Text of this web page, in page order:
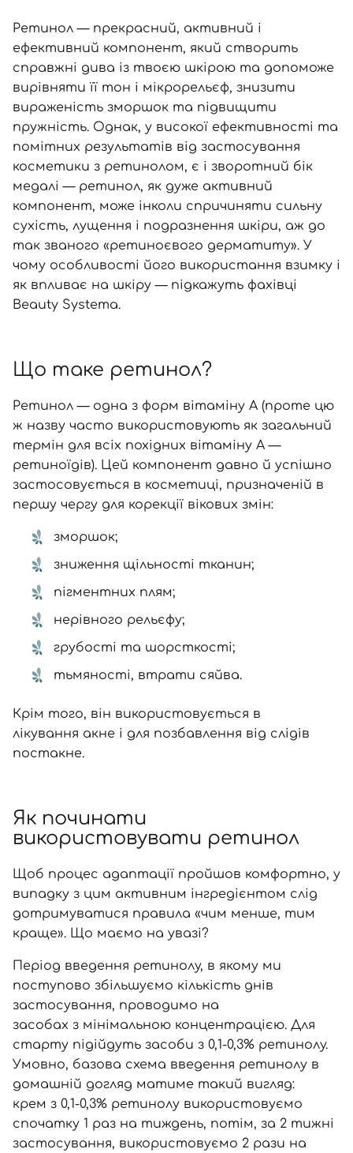
Креми для тіла з SPF
Мініатюри
Карбоксітерапія
Бʼюті гаджети
Автозасмага
Набори
Шия і декольте
Для чоловіків
Для дітей
Спеціальний догляд
Для дітей
Для чоловіків
Дезодоранти
Засоби для інтимної гігієни
Автозасмага для тіла
Ретинол — прекрасний, активний і
ефективний компонент, який створить
справжні дива із твоєю шкірою та допоможе
вирівняти її тон і мікрорельєф, знизити
вираженість зморшок та підвищити
пружність. Однак, у високої ефективності та
помітних результатів від застосування
косметики з ретинолом, є і зворотний бік
медалі — ретинол, як дуже активний
компонент, може інколи спричиняти сильну
сухість, лущення і подразнення шкіри, аж до
так званого «ретиноєвого дерматиту». У
чому особливості його використання взимку і
як впливає на шкіру — підкажуть фахівці
Beauty Systema.
Що таке ретинол?
Ретинол — одна з форм вітаміну A (проте цю
ж назву часто використовують як загальний
термін для всіх похідних вітаміну А —
ретиноїдів). Цей компонент давно й успішно
застосовується в косметиці, призначеній в
першу чергу для корекції вікових змін:
зморшок;
зниження щільності тканин;
пігментних плям;
нерівного рельєфу;
грубості та шорсткості;
тьмяності, втрати сяйва.
Крім того, він використовується в
лікування акне і для позбавлення від слідів
постакне.
Як починати
використовувати ретинол
Щоб процес адаптації пройшов комфортно, у
випадку з цим активним інгредієнтом слід
дотримуватися правила «чим менше, тим
краще». Що маємо на увазі?
Період введення ретинолу, в якому ми
поступово збільшуємо кількість днів
застосування, проводимо на
засобах з мінімальною концентрацією. Для
старту підійдуть засоби з 0,1-0,3% ретинолу.
Умовно, базова схема введення ретинолу в
домашній догляд матиме такий вигляд:
крем з 0,1-0,3% ретинолу використовуємо
спочатку 1 раз на тиждень, потім, за 2 тижні
застосування, використовуємо 2 рази на